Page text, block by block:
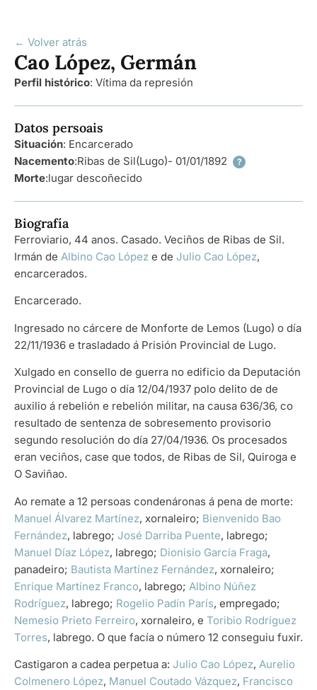
← Volver atrás
Cao López, Germán
Perfil histórico: Vítima da represión
Datos persoais
Situación: Encarcerado
Nacemento:Ribas de Sil(Lugo)- 01/01/1892 ?
Morte:lugar descoñecido
Biografía
Ferroviario, 44 anos. Casado. Veciños de Ribas de Sil.
Irmán de Albino Cao López e de Julio Cao López,
encarcerados.
Encarcerado.
Ingresado no cárcere de Monforte de Lemos (Lugo) o día
22/11/1936 e trasladado á Prisión Provincial de Lugo.
Xulgado en consello de guerra no edificio da Deputación
Provincial de Lugo o día 12/04/1937 polo delito de de
auxilio á rebelión e rebelión militar, na causa 636/36, co
resultado de sentenza de sobresemento provisorio
segundo resolución do día 27/04/1936. Os procesados
eran veciños, case que todos, de Ribas de Sil, Quiroga e
O Saviñao.
Ao remate a 12 persoas condenáronas á pena de morte:
Manuel Álvarez Martínez, xornaleiro; Bienvenido Bao
Fernández, labrego; José Darriba Puente, labrego;
Manuel Díaz López, labrego; Dionisio García Fraga,
panadeiro; Bautista Martínez Fernández, xornaleiro;
Enrique Martínez Franco, labrego; Albino Núñez
Rodríguez, labrego; Rogelio Padín París, empregado;
Nemesio Prieto Ferreiro, xornaleiro, e Toribio Rodríguez
Torres, labrego. O que facía o número 12 conseguiu fuxir.
Castigaron a cadea perpetua a: Julio Cao López, Aurelio
Colmenero López, Manuel Coutado Vázquez, Francisco